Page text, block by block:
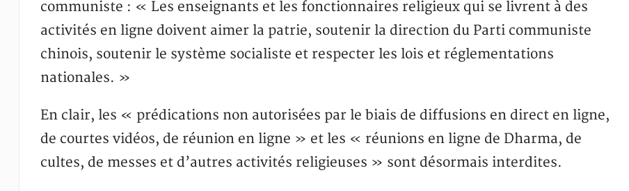
communiste : « Les enseignants et les fonctionnaires religieux qui se livrent à des
activités en ligne doivent aimer la patrie, soutenir la direction du Parti communiste
chinois, soutenir le système socialiste et respecter les lois et réglementations
nationales. »
En clair, les « prédications non autorisées par le biais de diffusions en direct en ligne,
de courtes vidéos, de réunion en ligne » et les « réunions en ligne de Dharma, de
cultes, de messes et d’autres activités religieuses » sont désormais interdites.